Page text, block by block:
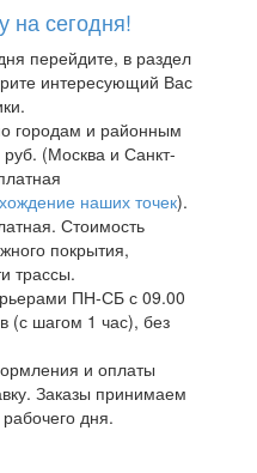
на сегодня!
перейдите, в раздел
интересующий Вас
городам и районным
(Москва и Санкт-
наших точек).
Стоимость
покрытия,
трассы.
ПН-СБ с 09.00
(с шагом 1 час), без
и оплаты
Заказы принимаем
дня.